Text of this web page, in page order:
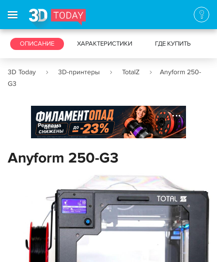
3D-ПРИНТЕРЫ 3D-СКАНЕРЫ
ОПИСАНИЕ ХАРАКТЕРИСТИКИ ГДЕ КУПИТЬ
3D Today 3D-принтеры TotalZ
Anyform 250-
G3
Реклама
Anyform 250-G3